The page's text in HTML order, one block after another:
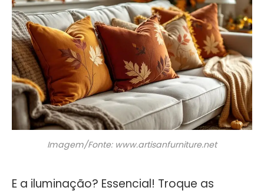
Imagem/Fonte: www.artisanfurniture.net
E a iluminação? Essencial! Troque as